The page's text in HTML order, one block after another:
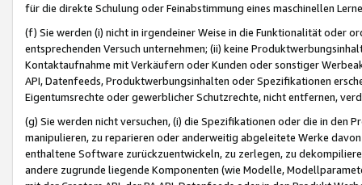
für die direkte Schulung oder Feinabstimmung eines maschinellen
(f) Sie werden (i) nicht in irgendeiner Weise in die Funktionalität oder
entsprechenden Versuch unternehmen; (ii) keine
Kontaktaufnahme mit Verkäufern oder Kunden oder sonstiger
API, Datenfeeds, Produktwerbungsinhalten oder Spezifikationen
Eigentumsrechte oder gewerblicher Schutzrechte, nicht entfernen,
(g) Sie werden nicht versuchen, (i) die Spezifikationen oder die in
manipulieren, zu reparieren oder anderweitig abgeleitete Werke
enthaltene Software zurückzuentwickeln, zu zerlegen, zu
andere zugrunde liegende Komponenten (wie Modelle,